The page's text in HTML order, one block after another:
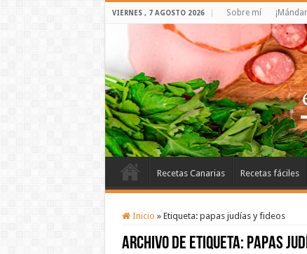
VIERNES , 7 AGOSTO 2026 Sobre mí
Recetas Canarias Recetas fáciles
Inicio » Etiqueta: papas judías y fideos
Archivo de etiqueta: papas